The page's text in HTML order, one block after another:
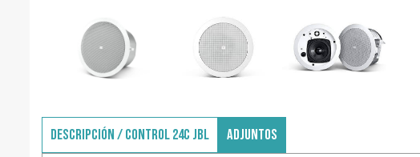
DESCRIPCIÓN / CONTROL 24C JBL ADJUNTOS